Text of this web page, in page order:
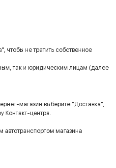
чтобы не тратить собственное
так и юридическим лицам (далее
магазин выберите "Доставка",
Контакт-центра.
автотранспортом магазина